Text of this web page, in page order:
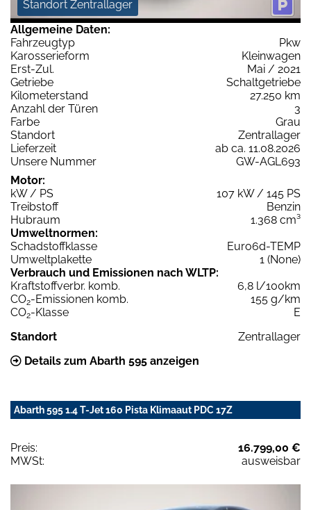
Standort Zentrallager
Allgemeine Daten:
Fahrzeugtyp
Pkw
Karosserieform
Kleinwagen
Erst-Zul.
Mai / 2021
Getriebe
Schaltgetriebe
Kilometerstand
27.250 km
Anzahl der Türen
3
Farbe
Grau
Standort
Zentrallager
Lieferzeit
ab ca. 11.08.2026
Unsere Nummer
GW-AGL693
Motor:
kW / PS
107 kW / 145 PS
Treibstoff
Benzin
Hubraum
1.368 cm³
Umweltnormen:
Schadstoffklasse
Euro6d-TEMP
Umweltplakette
1 (None)
Verbrauch und Emissionen nach WLTP:
Kraftstoffverbr. komb.
6,8 l/100km
CO2-Emissionen komb.
155 g/km
CO2-Klasse
E
Standort
Zentrallager
Details zum Abarth 595 anzeigen
Abarth 595 1.4 T-Jet 160 Pista Klimaaut PDC 17Z
Preis:
16.799,00 €
MWSt:
ausweisbar